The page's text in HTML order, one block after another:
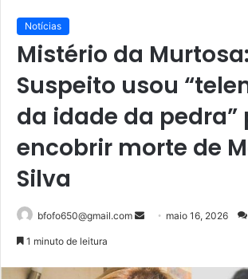
Notícias
Mistério da Murtosa:
Suspeito usou
da idade da pedra”
encobrir morte de
Silva
bfofo650@gmail.com
Mande
mail
maio 16, 2026
1 minuto de leitura